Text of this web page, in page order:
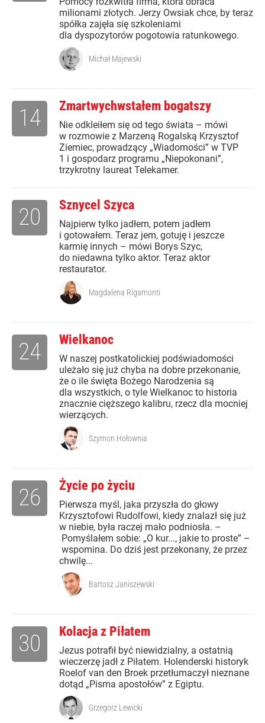
milionami złotych. Jerzy Owsiak chce, by teraz
spółka zajęła się szkoleniami
dla dyspozytorów pogotowia ratunkowego.
Michał Majewski
Zmartwychwstałem bogatszy
Nie odkleiłem się od tego świata – mówi
w rozmowie z Marzeną Rogalską Krzysztof
Ziemiec, prowadzący „Wiadomości” w TVP
1 i gospodarz programu „Niepokonani”,
trzykrotny laureat Telekamer.
14
Sznycel Szyca
Najpierw tylko jadłem, potem jadłem
i gotowałem. Teraz jem, gotuję i jeszcze
karmię innych – mówi Borys Szyc,
do niedawna tylko aktor. Teraz aktor
restaurator.
20
Magdalena Rigamonti
Wielkanoc
W naszej postkatolickiej podświadomości
uleżało się już chyba na dobre przekonanie,
że o ile święta Bożego Narodzenia są
dla wszystkich, o tyle Wielkanoc to historia
znacznie cięższego kalibru, rzecz dla mocniej
wierzących.
24
Szymon Hołownia
Życie po życiu
Pierwsza myśl, jaka przyszła do głowy
Krzysztofowi Rudolfowi, kiedy znalazł się już
w niebie, była raczej mało podniosła. –
Pomyślałem sobie: „O kur..., jakie to proste” –
wspomina. Do dziś jest przekonany, że przez
chwilę...
26
Bartosz Janiszewski
Kolacja z Piłatem
Jezus potrafił być niewidzialny, a ostatnią
wieczerzę jadł z Piłatem. Holenderski historyk
Roelof van den Broek przetłumaczył nieznane
dotąd „Pisma apostołów” z Egiptu.
30
Grzegorz Lewicki